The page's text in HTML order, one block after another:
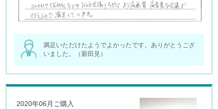
満足いただけたようでよかったです。ありがとうござ
いました。（新田見）
2020年06月ご購入